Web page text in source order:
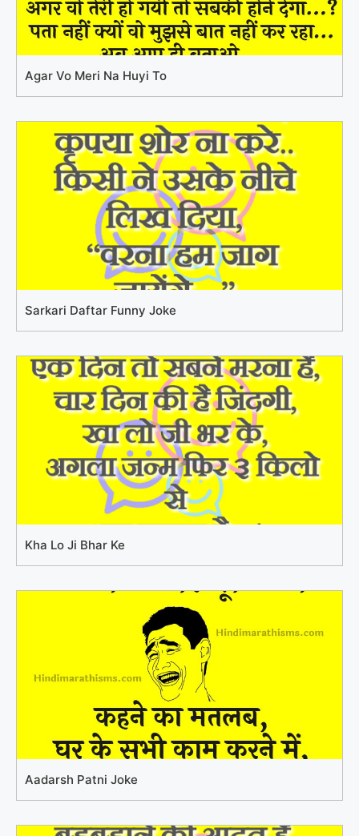
Agar Vo Meri Na Huyi To
Sarkari Daftar Funny Joke
Kha Lo Ji Bhar Ke
Aadarsh Patni Joke